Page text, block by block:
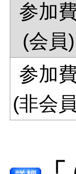
参加
(会員)
参加
(非会